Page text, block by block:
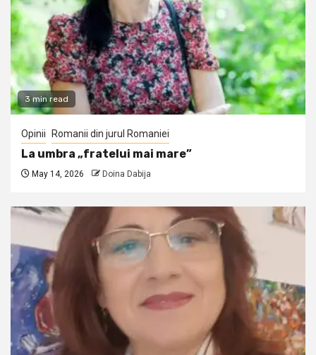
3 min read
Opinii Romanii din jurul Romaniei
La umbra „fratelui mai mare”
May 14, 2026 Doina Dabija